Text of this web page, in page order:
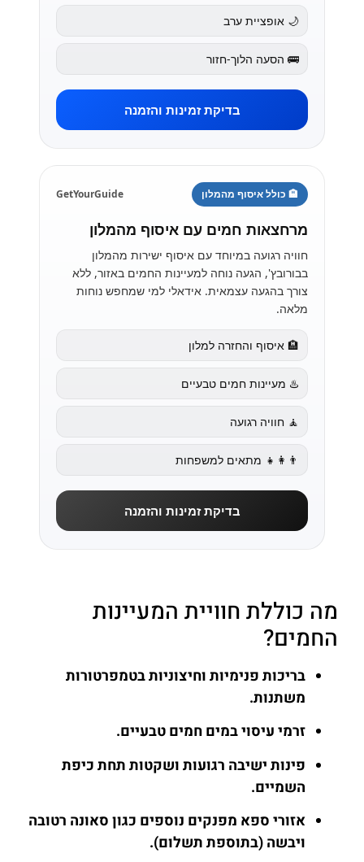
🌙 אופציית ערב
🚌 הסעה הלוך-חזור
בדיקת זמינות והזמנה
🏨 כולל איסוף מהמלון GetYourGuide
מרחצאות חמים עם איסוף מהמלון
חוויה רגועה במיוחד עם איסוף ישירות מהמלון
בבורובץ', הגעה נוחה למעיינות החמים באזור, ללא
צורך בהגעה עצמאית. אידאלי למי שמחפש נוחות
מלאה.
🏨 איסוף והחזרה למלון
♨️ מעיינות חמים טבעיים
🧘 חוויה רגועה
👨‍👩‍👧 מתאים למשפחות
בדיקת זמינות והזמנה
מה כוללת חוויית המעיינות
החמים?
בריכות פנימיות וחיצוניות בטמפרטורות
משתנות.
זרמי עיסוי במים חמים טבעיים.
פינות ישיבה רגועות ושקטות תחת כיפת
השמיים.
אזורי ספא מפנקים נוספים כגון סאונה רטובה
ויבשה (בתוספת תשלום).